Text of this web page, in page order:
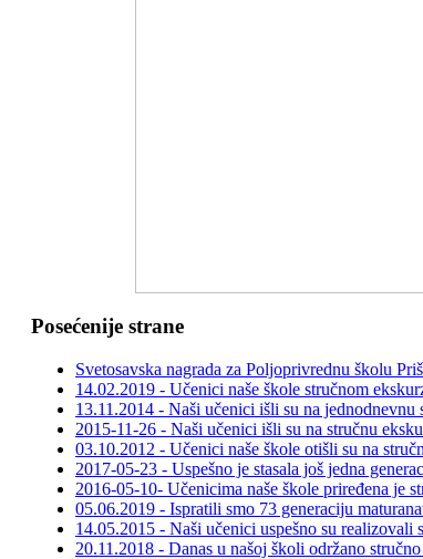
Posećenije strane
Svetosavska nagrada za Poljoprivrednu školu
14.02.2019 - Učenici naše škole stručnom
13.11.2014 - Naši učenici išli su na
2015-11-26 - Naši učenici išli su na stručnu
03.10.2012 - Učenici naše škole otišli su na
2017-05-23 - Uspešno je stasala još jedna
2016-05-10- Učenicima naše škole priređena je
05.06.2019 - Ispratili smo 73 generaciju
14.05.2015 - Naši učenici uspešno su realizovali
20.11.2018 - Danas u našoj školi održano